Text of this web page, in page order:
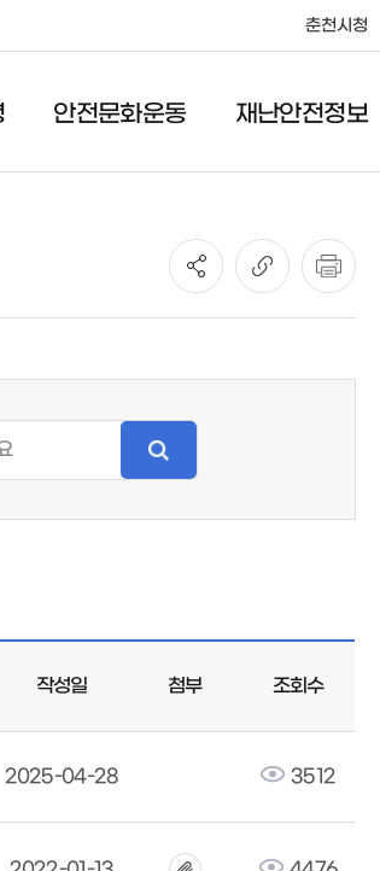
춘천시청
안전문화운동 재난안전정보
공지사항
일일재난상황
정보공개
작성일 첨부 조회수
2025-04-28 3512